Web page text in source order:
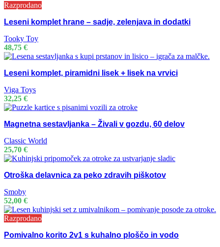
Razprodano
Leseni komplet hrane – sadje, zelenjava in dodatki
Tooky Toy
48,75 €
Leseni komplet, piramidni lisek + lisek na vrvici
Viga Toys
32,25 €
Magnetna sestavljanka – Živali v gozdu, 60 delov
Classic World
25,70 €
Otroška delavnica za peko zdravih piškotov
Smoby
52,00 €
Razprodano
Pomivalno korito 2v1 s kuhalno ploščo in vodo